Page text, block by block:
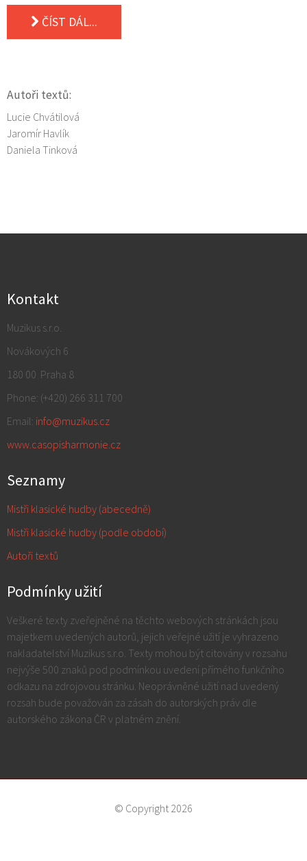
ČÍST DÁL...
Autoři textů:
Lucie Chvátilová
Jaromír Havlík
Daniela Tinková
Kontakt
Muzikus s.r.o.
Novákových 6
180 00 Praha 8
Phone: (+420) 266 311 700
Email: info@muzikus.cz
www.casopisharmonie.cz
Seznamy
Mistři klasické hudby (abecedně)
Mistři klasické hudby (podle období)
Autoři textů
Podmínky užití
Veškeré texty zveřejněné na těchto webových stránkách jsou
majetkem uvedených autorů, jejich veřejné užití je vyhrazeno
nakladatelství Muzikus s.r.o. Texty mohou být citovány v rozsahu
nejvýše 500 znaků pod podmínkou uvedení přímého funkčního
odkazu na zdrojovou stránku. Neoprávněné užití nad uvedený
rozsah bude považován za zásah do autorských práv dle
autorského zákona ČR v platném znění.
© Copyright 2026